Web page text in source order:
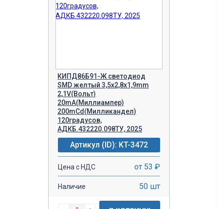
КИПД86Б91-Ж светодиод
SMD желтый 3,5х2,8х1,9mm
2,1V(Вольт)
20mA(Миллиампер)
200mCd(Милликандел)
120градусов,
АДКБ.432220.098ТУ, 2025
Артикул (ID): KT-3472
Цена с НДС от 53 ₽
Наличие 50 шт